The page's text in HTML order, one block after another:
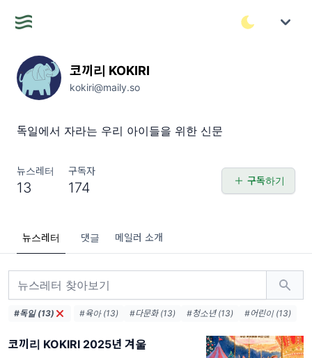
코끼리 KOKIRI
kokiri@maily.so
독일에서 자라는 우리 아이들을 위한 신문
뉴스레터
13
구독자
174 구독하기
뉴스레터 댓글 메일러 소개
#독일 (13) #육아 (13) #다문화 (13) #청소년 (13) #어린이 (13)
코끼리 KOKIRI 2025년 겨울